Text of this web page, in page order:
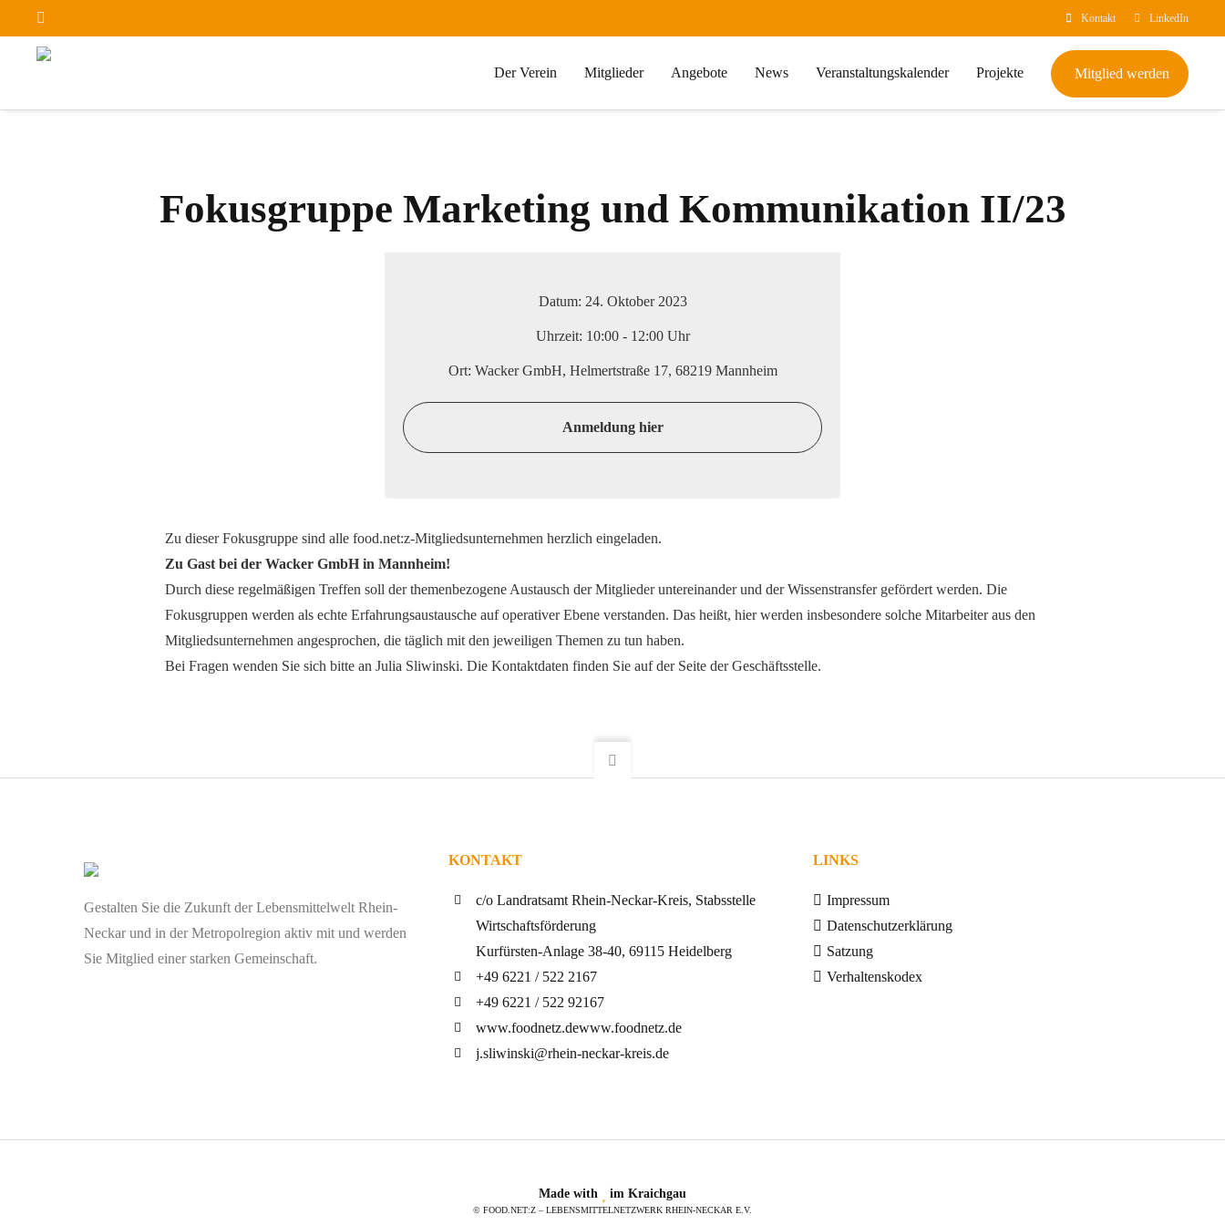
LinkedIn
Kontakt
Der Verein Mitglieder Angebote News Veranstaltungskalender Projekte Mitglied werden
Fokusgruppe Marketing und Kommunikation II/23
Datum: 24. Oktober 2023
Uhrzeit: 10:00 - 12:00 Uhr
Ort: Wacker GmbH, Helmertstraße 17, 68219 Mannheim
Anmeldung hier
Zu dieser Fokusgruppe sind alle food.net:z-Mitgliedsunternehmen herzlich eingeladen.
Zu Gast bei der Wacker GmbH in Mannheim!
Durch diese regelmäßigen Treffen soll der themenbezogene Austausch der Mitglieder untereinander und der Wissenstransfer gefördert werden. Die
Fokusgruppen werden als echte Erfahrungsaustausche auf operativer Ebene verstanden. Das heißt, hier werden insbesondere solche Mitarbeiter aus den
Mitgliedsunternehmen angesprochen, die täglich mit den jeweiligen Themen zu tun haben.
Bei Fragen wenden Sie sich bitte an Julia Sliwinski. Die Kontaktdaten finden Sie auf der Seite der Geschäftsstelle.
Gestalten Sie die Zukunft der Lebensmittelwelt Rhein-
Neckar und in der Metropolregion aktiv mit und werden
Sie Mitglied einer starken Gemeinschaft.
KONTAKT
c/o Landratsamt Rhein-Neckar-Kreis, Stabsstelle
Wirtschaftsförderung
Kurfürsten-Anlage 38-40, 69115 Heidelberg
+49 6221 / 522 2167
+49 6221 / 522 92167
www.foodnetz.dewww.foodnetz.de
j.sliwinski@rhein-neckar-kreis.de
LINKS
Impressum
Datenschutzerklärung
Satzung
Verhaltenskodex
Made with im Kraichgau
© FOOD.NET:Z – LEBENSMITTELNETZWERK RHEIN-NECKAR E.V.